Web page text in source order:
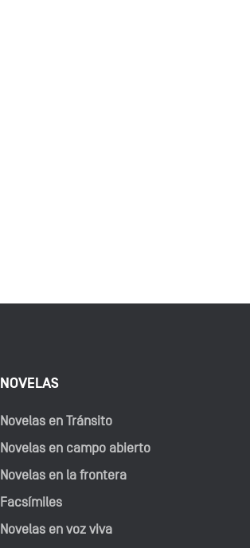
NOVELAS
Novelas en Tránsito
Novelas en campo abierto
Novelas en la frontera
Facsímiles
Novelas en voz viva